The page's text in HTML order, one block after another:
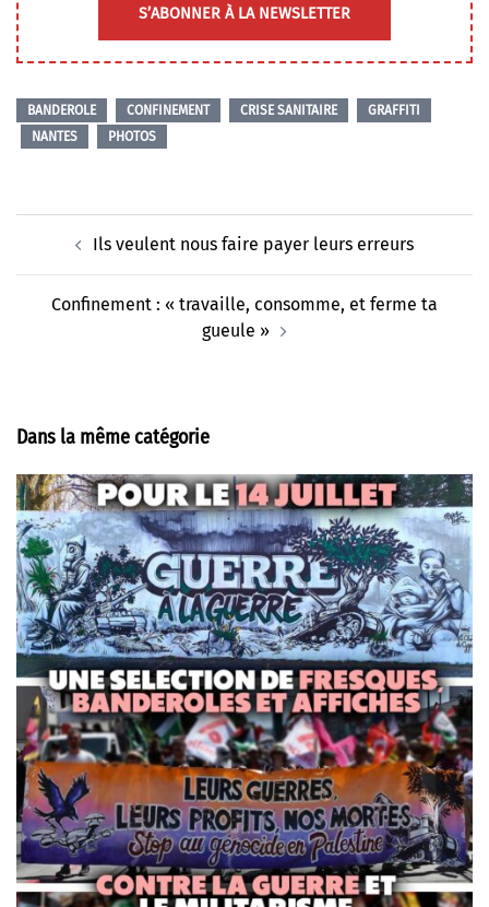
S’ABONNER À LA NEWSLETTER
BANDEROLE CONFINEMENT CRISE SANITAIRE
GRAFFITI
NANTES
PHOTOS
d’articleIls veulent nous faire payer leurs erreurs
Confinement : « travaille, consomme, et ferme ta
gueule »
Dans la même catégorie